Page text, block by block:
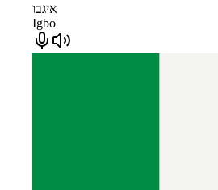
איגבו
Igbo